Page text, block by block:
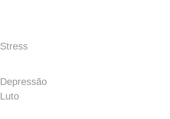
Stress
Depressão
Luto